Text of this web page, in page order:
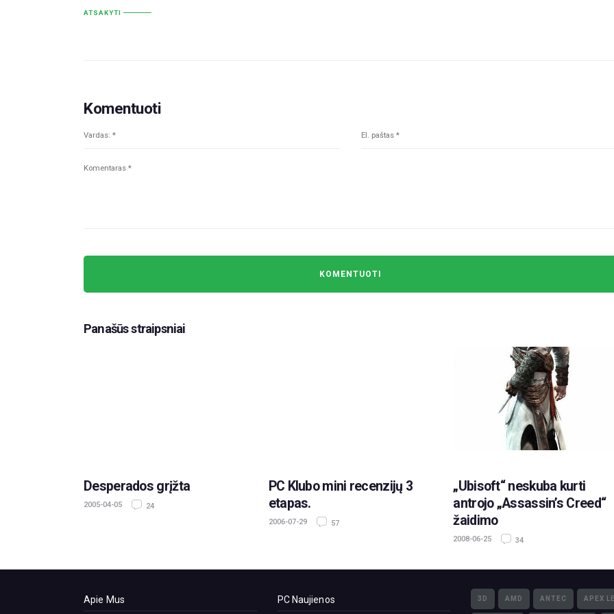
ATSAKYTI
Komentuoti
Panašūs straipsniai
Desperados grįžta
2005-04-05 24
PC Klubo mini recenzijų 3
etapas.
2006-07-29 57
„Ubisoft“ neskuba kurti
antrojo „Assassin’s Creed“
žaidimo
2008-06-25 34
Apie Mus PC Naujienos 3D AMD ANTEC APEX